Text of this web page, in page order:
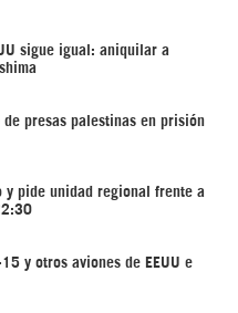
sigue igual: aniquilar a
presas palestinas en prisión
y pide unidad regional frente a
y otros aviones de EEUU e